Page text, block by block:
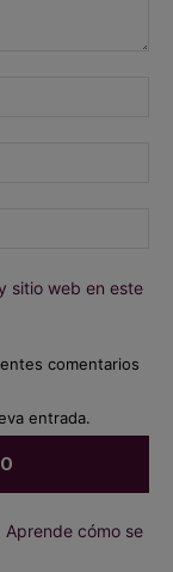
sitio web en este
comentarios
entrada.
Aprende cómo se